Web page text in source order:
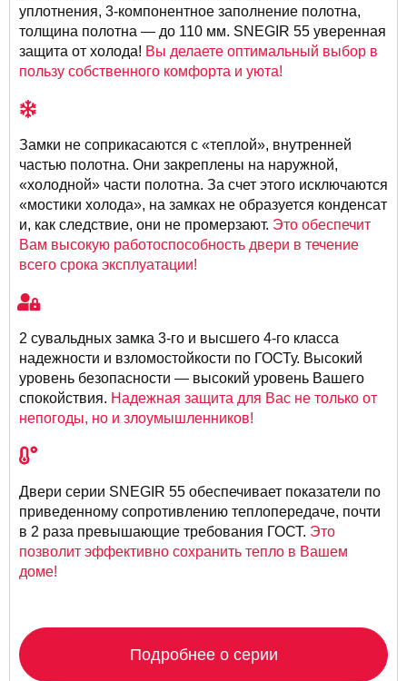
уплотнения, 3-компонентное заполнение полотна,
толщина полотна — до 110 мм. SNEGIR 55 уверенная
защита от холода! Вы делаете оптимальный выбор в
пользу собственного комфорта и уюта!
Замки не соприкасаются с «теплой», внутренней
частью полотна. Они закреплены на наружной,
«холодной» части полотна. За счет этого исключаются
«мостики холода», на замках не образуется конденсат
и, как следствие, они не промерзают. Это обеспечит
Вам высокую работоспособность двери в течение
всего срока эксплуатации!
2 сувальдных замка 3-го и высшего 4-го класса
надежности и взломостойкости по ГОСТу. Высокий
уровень безопасности — высокий уровень Вашего
спокойствия. Надежная защита для Вас не только от
непогоды, но и злоумышленников!
Двери серии SNEGIR 55 обеспечивает показатели по
приведенному сопротивлению теплопередаче, почти
в 2 раза превышающие требования ГОСТ. Это
позволит эффективно сохранить тепло в Вашем
доме!
Подробнее о серии